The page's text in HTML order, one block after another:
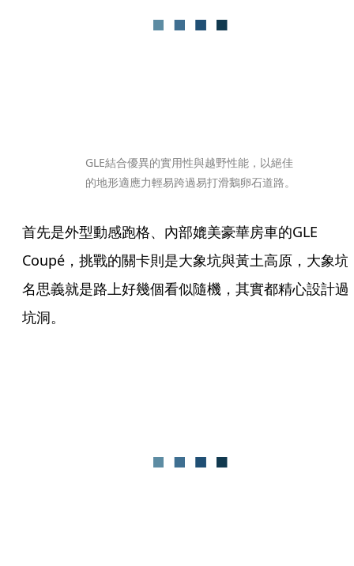
GLE結合優異的實用性與越野性能，以絕佳
的地形適應力輕易跨過易打滑鵝卵石道路。
首先是外型動感跑格、內部媲美豪華房車的GLE
Coupé，挑戰的關卡則是大象坑與黃土高原，大象坑
名思義就是路上好幾個看似隨機，其實都精心設計過
坑洞。